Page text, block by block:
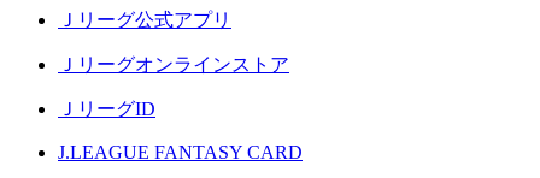
Ｊリーグ公式アプリ
Ｊリーグオンラインストア
ＪリーグID
J.LEAGUE FANTASY CARD